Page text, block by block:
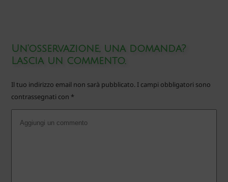
Un'osservazione, una domanda?
Lascia un commento.
Il tuo indirizzo email non sarà pubblicato. I campi obbligatori sono
contrassegnati con *